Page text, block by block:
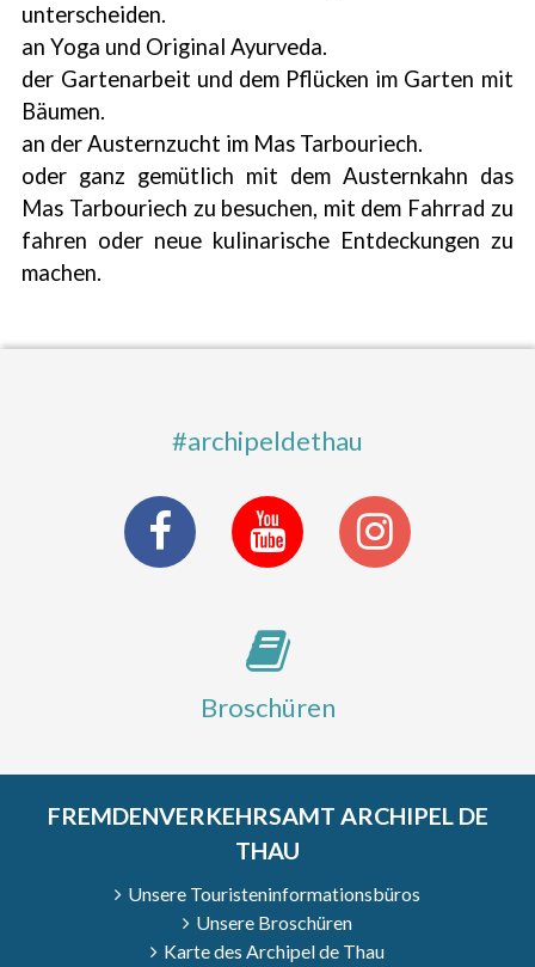
unterscheiden.
an Yoga und Original Ayurveda.
der Gartenarbeit und dem Pflücken im Garten mit
Bäumen.
an der Austernzucht im Mas Tarbouriech.
oder ganz gemütlich mit dem Austernkahn das
Mas Tarbouriech zu besuchen, mit dem Fahrrad zu
fahren oder neue kulinarische Entdeckungen zu
machen.
#archipeldethau
Broschüren
FREMDENVERKEHRSAMT ARCHIPEL DE
THAU
Unsere Touristeninformationsbüros
Unsere Broschüren
Karte des Archipel de Thau